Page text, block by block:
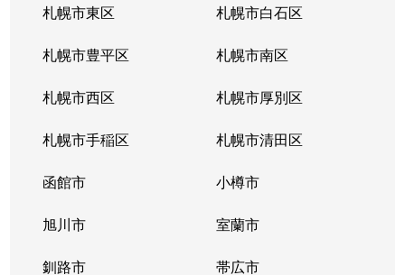
札幌市東区 札幌市白石区
札幌市豊平区 札幌市南区
札幌市西区 札幌市厚別区
札幌市手稲区 札幌市清田区
函館市 小樽市
旭川市 室蘭市
釧路市 帯広市